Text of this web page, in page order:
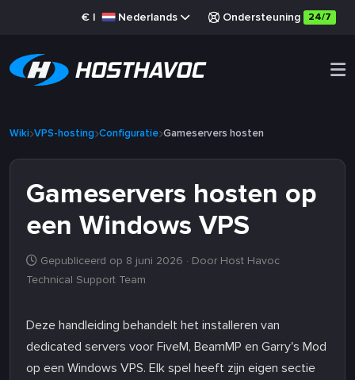
€ | Nederlands Ondersteuning 24/7
Wiki VPS-hosting Configuratie Gameservers hosten
Gameservers hosten op
een Windows VPS
Gepubliceerd op 8 juni 2026 · Door Host Havoc
Technical Support Team
Deze handleiding behandelt het installeren van
dedicated servers voor FiveM, BeamMP en Garry's Mod
op een Windows VPS. Elk spel heeft zijn eigen sectie